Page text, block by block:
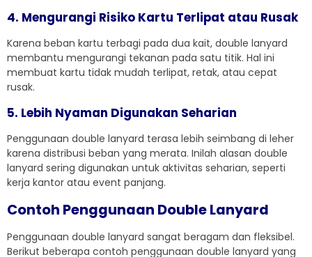
4. Mengurangi Risiko Kartu Terlipat atau Rusak
Karena beban kartu terbagi pada dua kait, double lanyard
membantu mengurangi tekanan pada satu titik. Hal ini
membuat kartu tidak mudah terlipat, retak, atau cepat
rusak.
5. Lebih Nyaman Digunakan Seharian
Penggunaan double lanyard terasa lebih seimbang di leher
karena distribusi beban yang merata. Inilah alasan double
lanyard sering digunakan untuk aktivitas seharian, seperti
kerja kantor atau event panjang.
Contoh Penggunaan Double Lanyard
Penggunaan double lanyard sangat beragam dan fleksibel.
Berikut beberapa contoh penggunaan double lanyard yang